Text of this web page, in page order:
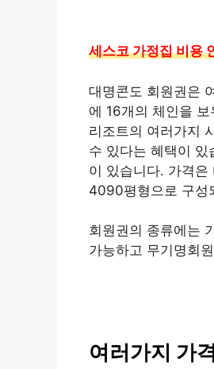
세스코 가정집 비용
대명콘도 회원권은
에 16개의 체인을
리조트의 여러가지
수 있다는 혜택이
이 있습니다. 가격
4090평형으로 구성
회원권의 종류에는
가능하고 무기명회
여러가지 가